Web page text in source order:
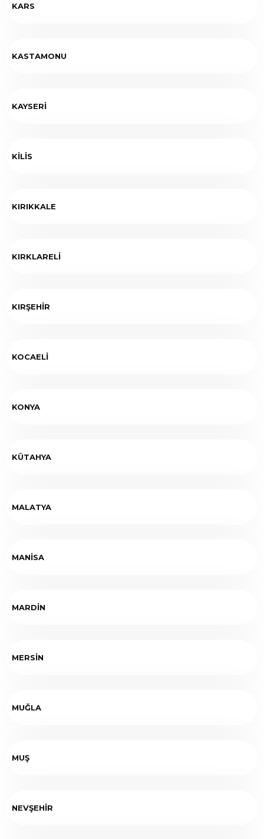
KARS
KASTAMONU
KAYSERİ
KİLİS
KIRIKKALE
KIRKLARELİ
KIRŞEHİR
KOCAELİ
KONYA
KÜTAHYA
MALATYA
MANİSA
MARDİN
MERSİN
MUĞLA
MUŞ
NEVŞEHİR